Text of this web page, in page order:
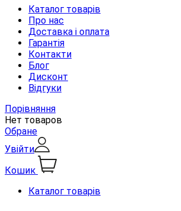
Каталог товарів
Про нас
Доставка і оплата
Гарантія
Контакти
Блог
Дисконт
Відгуки
Порівняння
Нет товаров
Обране
Увійти
Кошик
Каталог товарів